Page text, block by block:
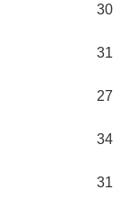
30
31
27
34
31